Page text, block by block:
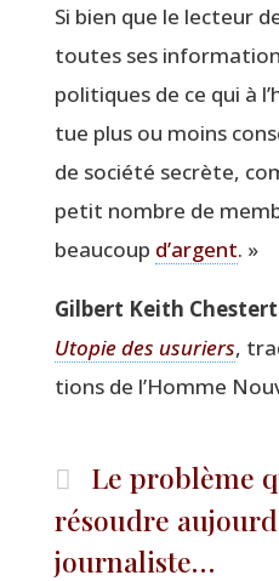
Si bien que le lec­teur
toutes ses
poli­tiques de ce qui à
tue plus ou moins
de socié­té secrète,
petit nombre de
beau­coup d’argent. »
Gil­bert Keith
Uto­pie des usu­riers,
tions de l’Homme
Le problème
résoudre
journaliste…